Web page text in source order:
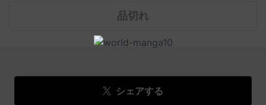
品切れ
シェアする